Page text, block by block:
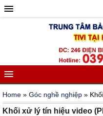
Home » Góc nghề nghiệp »
Khối xử lý tín hiệu video